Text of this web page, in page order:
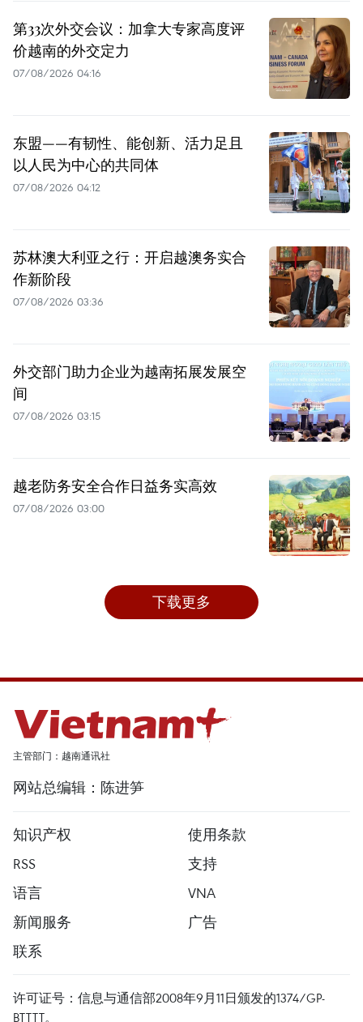
第33次外交会议：加拿大专家高度评
价越南的外交定力
07/08/2026 04:16
东盟——有韧性、能创新、活力足且
以人民为中心的共同体
07/08/2026 04:12
苏林澳大利亚之行：开启越澳务实合
作新阶段
07/08/2026 03:36
外交部门助力企业为越南拓展发展空
间
07/08/2026 03:15
越老防务安全合作日益务实高效
07/08/2026 03:00
下载更多
主管部门：越南通讯社
网站总编辑：陈进笋
知识产权
使用条款
RSS
支持
语言
VNA
新闻服务
广告
联系
许可证号：信息与通信部2008年9月11日颁发的1374/GP-
BTTTT。